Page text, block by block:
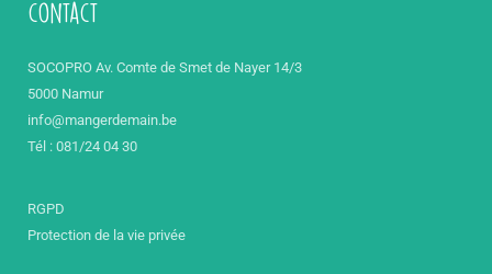
contact
SOCOPRO Av. Comte de Smet de Nayer 14/3
5000 Namur
info@mangerdemain.be
Tél : 081/24 04 30
RGPD
Protection de la vie privée